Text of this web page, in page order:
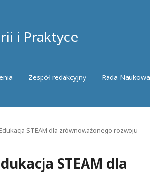
i Praktyce
Zespół redakcyjny Rada Naukowa
STEAM dla zrównoważonego rozwoju
STEAM dla